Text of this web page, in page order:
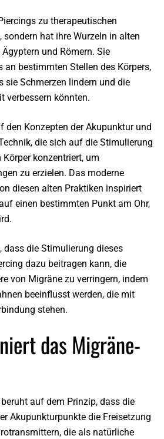
zu therapeutischen
hat ihre Wurzeln in alten
und Römern. Sie
an bestimmten Stellen des Körpers,
sie Schmerzen lindern und die
verbessern könnten.
den Konzepten derAkupunktur und
die sich auf die Stimulierung
konzentriert, um
zu erzielen. Das moderne
diesen alten Praktiken inspiriert
einen bestimmten Punkt am Ohr,
dass die Stimulierung dieses
dazu beitragen kann, die
von Migräne zu verringern, indem
beeinflusst werden, die mit
stehen.
das Migräne-
auf dem Prinzip, dass die
Akupunkturpunkte die Freisetzung
die als natürliche